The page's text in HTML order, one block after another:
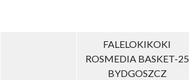
FALELOKIKOKI
ROSMEDIA BASKET-25
BYDGOSZCZ